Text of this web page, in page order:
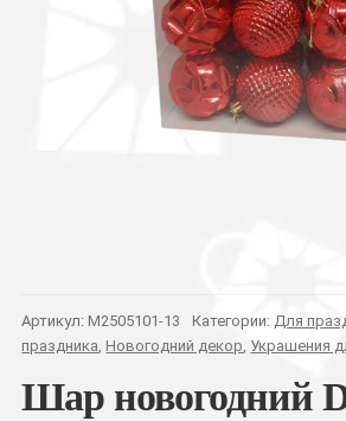
Артикул: M2505101-13 Категории: Для
праздника, Новогодний декор, Украшения
Шар новогодний